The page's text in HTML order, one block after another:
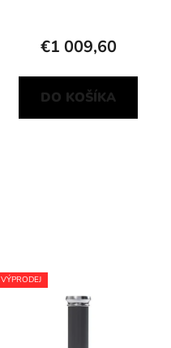
€1 009,60
DO KOŠÍKA
VÝPRODEJ